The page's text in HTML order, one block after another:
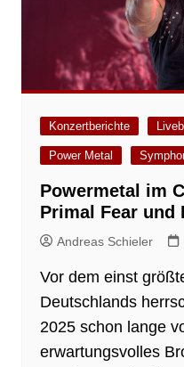
Konzertberichte
Power Metal
Powermetal im
Primal Fear und
Andreas Schieler
Vor dem einst
Deutschlands
2025 schon lange
erwartungsvolles